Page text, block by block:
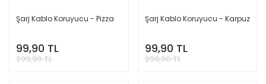
Şarj Kablo Koruyucu - Pizza
99,90 TL
299,90 TL
Şarj Kablo Koruyucu - Karpuz
99,90 TL
299,90 TL